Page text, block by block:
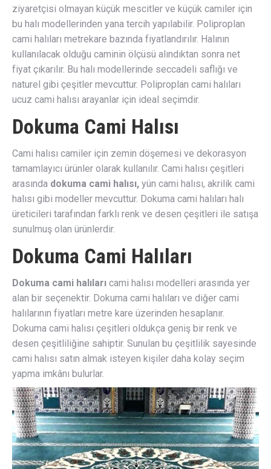
ziyaretçisi olmayan küçük mescitler ve küçük camiler için
bu halı modellerinden yana tercih yapılabilir. Poliproplan
cami halıları metrekare bazında fiyatlandırılır. Halının
kullanılacak olduğu caminin ölçüsü alındıktan sonra net
fiyat çıkarılır. Bu halı modellerinde seccadeli saflığı ve
naturel gibi çeşitler mevcuttur. Poliproplan cami halıları
ucuz cami halısı arayanlar için ideal seçimdir.
Dokuma Cami Halısı
Cami halısı camiler için zemin döşemesi ve dekorasyon
tamamlayıcı ürünler olarak kullanılır. Cami halısı çeşitleri
arasında dokuma cami halısı, yün cami halısı, akrilik cami
halısı gibi modeller mevcuttur. Dokuma cami halıları halı
üreticileri tarafından farklı renk ve desen çeşitleri ile satışa
sunulmuş olan ürünlerdir.
Dokuma Cami Halıları
Dokuma cami halıları cami halısı modelleri arasında yer
alan bir seçenektir. Dokuma cami halıları ve diğer cami
halılarının fiyatları metre kare üzerinden hesaplanır.
Dokuma cami halısı çeşitleri oldukça geniş bir renk ve
desen çeşitliliğine sahiptir. Sunulan bu çeşitlilik sayesinde
cami halısı satın almak isteyen kişiler daha kolay seçim
yapma imkânı bulurlar.